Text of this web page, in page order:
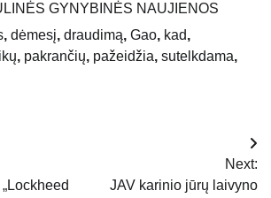
GYNYBINĖS NAUJIENOS
, dėmesį, draudimą, Gao, kad,
, pakrančių, pažeidžia, sutelkdama,
Next:
JAV karinio jūrų laivyno